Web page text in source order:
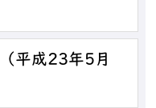
平成23年5月